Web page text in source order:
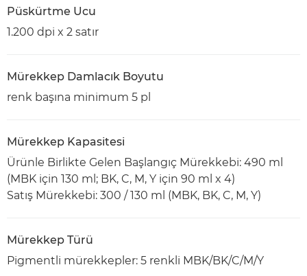
Püskürtme Ucu
1.200 dpi x 2 satır
Mürekkep Damlacık Boyutu
renk başına minimum 5 pl
Mürekkep Kapasitesi
Ürünle Birlikte Gelen Başlangıç Mürekkebi: 490 ml
(MBK için 130 ml; BK, C, M, Y için 90 ml x 4)
Satış Mürekkebi: 300 / 130 ml (MBK, BK, C, M, Y)
Mürekkep Türü
Pigmentli mürekkepler: 5 renkli MBK/BK/C/M/Y